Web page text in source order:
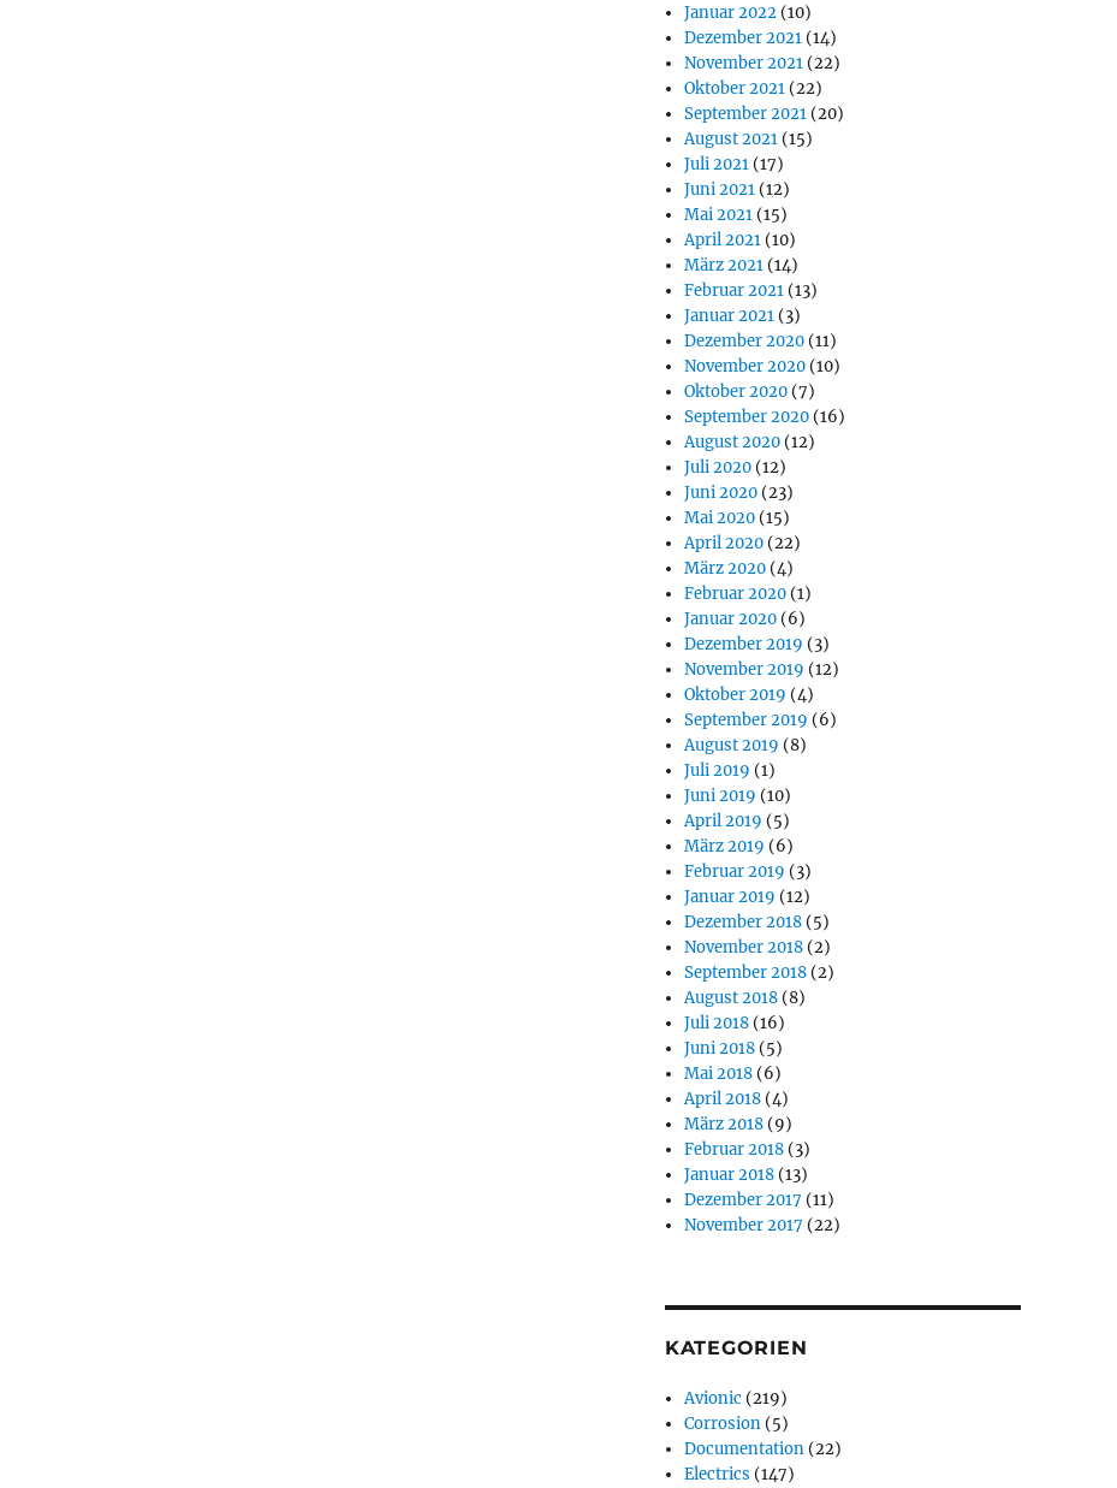
Januar 2022 (10)
Dezember 2021 (14)
November 2021 (22)
Oktober 2021 (22)
September 2021 (20)
August 2021 (15)
Juli 2021 (17)
Juni 2021 (12)
Mai 2021 (15)
April 2021 (10)
März 2021 (14)
Februar 2021 (13)
Januar 2021 (3)
Dezember 2020 (11)
November 2020 (10)
Oktober 2020 (7)
September 2020 (16)
August 2020 (12)
Juli 2020 (12)
Juni 2020 (23)
Mai 2020 (15)
April 2020 (22)
März 2020 (4)
Februar 2020 (1)
Januar 2020 (6)
Dezember 2019 (3)
November 2019 (12)
Oktober 2019 (4)
September 2019 (6)
August 2019 (8)
Juli 2019 (1)
Juni 2019 (10)
April 2019 (5)
März 2019 (6)
Februar 2019 (3)
Januar 2019 (12)
Dezember 2018 (5)
November 2018 (2)
September 2018 (2)
August 2018 (8)
Juli 2018 (16)
Juni 2018 (5)
Mai 2018 (6)
April 2018 (4)
März 2018 (9)
Februar 2018 (3)
Januar 2018 (13)
Dezember 2017 (11)
November 2017 (22)
KATEGORIEN
Avionic (219)
Corrosion (5)
Documentation (22)
Electrics (147)